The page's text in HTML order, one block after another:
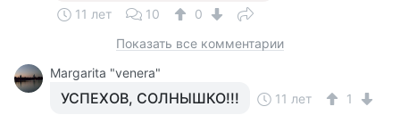
11 лет 10
0
Показать все комментарии
Margarita "venera"
УСПЕХОВ, СОЛНЫШКО!!! 11 лет 1